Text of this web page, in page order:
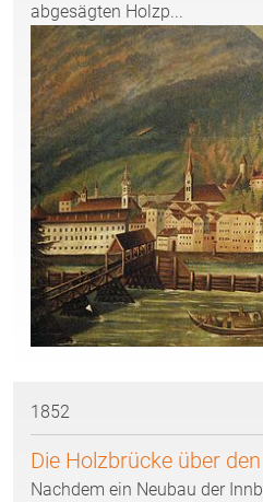
abgesägten Holzp...
1852
Die Holzbrücke über
Nachdem ein Neubau der